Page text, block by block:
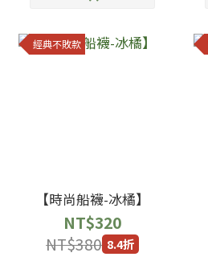
經典不敗款
【時尚船襪-冰橘】
NT$320
NT$380 8.4折